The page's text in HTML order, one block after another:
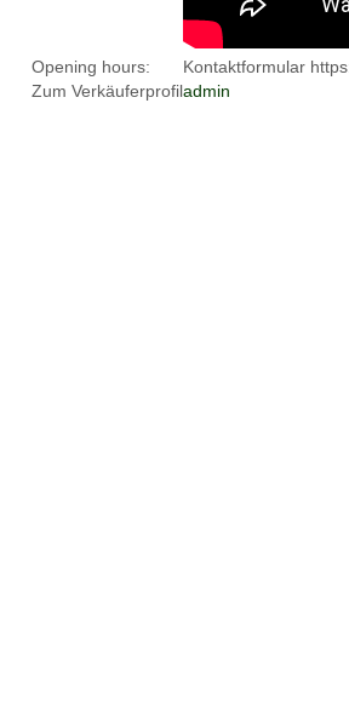
Opening hours:
Kontaktformular
Zum Verkäuferprofiladmin